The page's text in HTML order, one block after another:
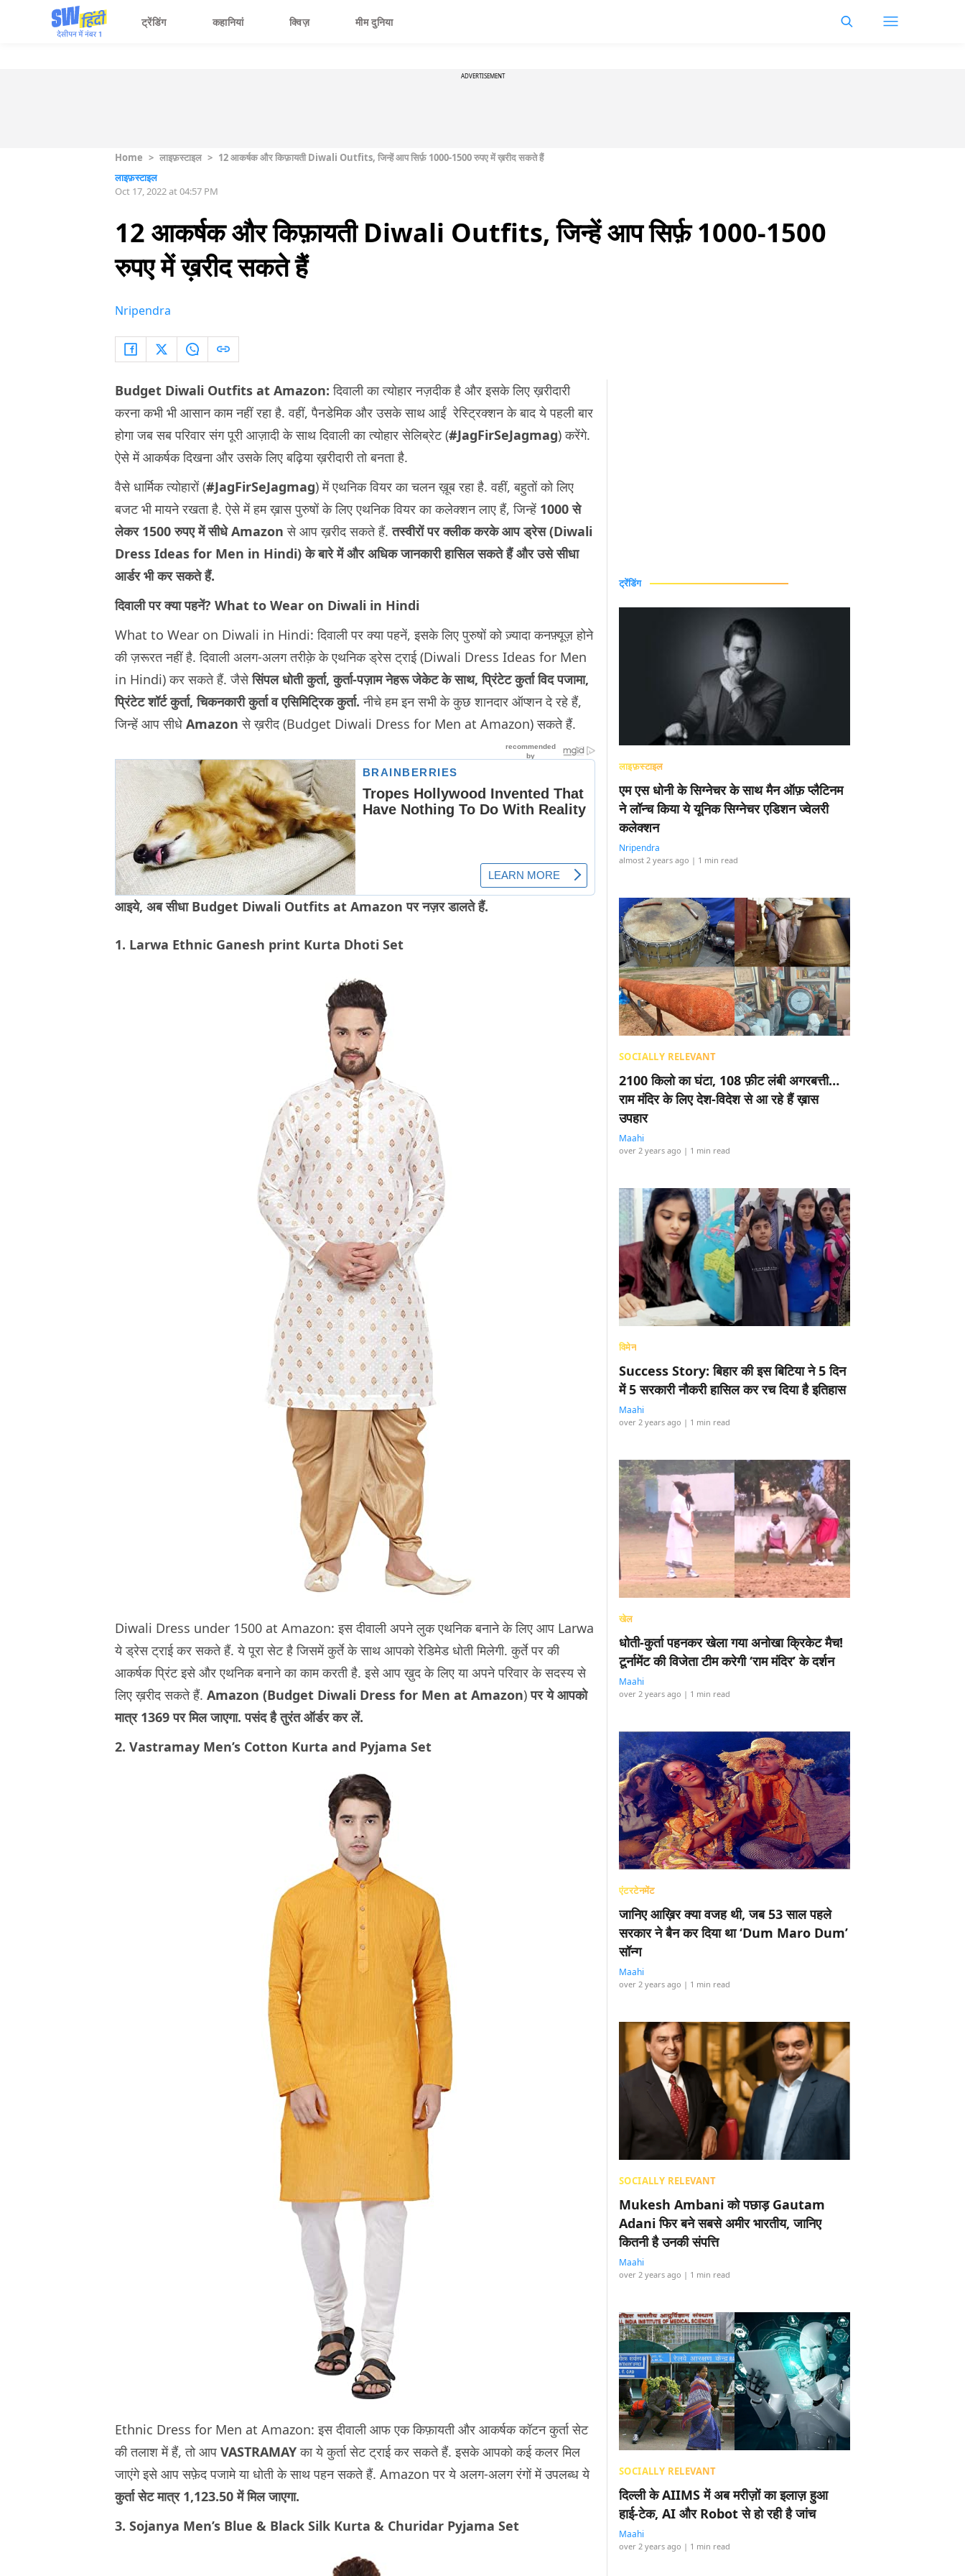
ट्रेंडिंग कहानियां क्विज़ मीम दुनिया
ADVERTISEMENT
Home > लाइफ़स्टाइल > 12 आकर्षक और किफ़ायती Diwali Outfits, जिन्हें आप सिर्फ़ 1000-1500 रुपए में ख़रीद सकते हैं
लाइफ़स्टाइल
Oct 17, 2022 at 04:57 PM
12 आकर्षक और किफ़ायती Diwali Outfits, जिन्हें आप सिर्फ़ 1000-1500
रुपए में ख़रीद सकते हैं
Nripendra
Budget Diwali Outfits at Amazon:दिवाली का त्योहार नज़दीक है और इसके लिए ख़रीदारी
करना कभी भी आसान काम नहीं रहा है. वहीं, पैनडेमिक और उसके साथ आईं रेस्ट्रिक्शन के बाद ये पहली बार
होगा जब सब परिवार संग पूरी आज़ादी के साथ दिवाली का त्योहार सेलिब्रेट (#JagFirSeJagmag) करेंगे.
ऐसे में आकर्षक दिखना और उसके लिए बढ़िया ख़रीदारी तो बनता है.
वैसे धार्मिक त्योहारों (#JagFirSeJagmag) में एथनिक वियर का चलन ख़ूब रहा है. वहीं, बहुतों को लिए
बजट भी मायने रखता है. ऐसे में हम ख़ास पुरुषों के लिए एथनिक वियर का कलेक्शन लाए हैं, जिन्हें 1000 से
लेकर 1500 रुपए में सीधे Amazonसे आप ख़रीद सकते हैं.तस्वीरों पर क्लीक करके आप ड्रेस (Diwali
Dress Ideas for Men in Hindi) के बारे में और अधिक जानकारी हासिल सकते हैं और उसे सीधा
आर्डर भी कर सकते हैं.
दिवाली पर क्या पहनें? What to Wear on Diwali in Hindi
What to Wear on Diwali in Hindi: दिवाली पर क्या पहनें, इसके लिए पुरुषों को ज़्यादा कनफ़्यूज़ होने
की ज़रूरत नहीं है. दिवाली अलग-अलग तरीक़े के एथनिक ड्रेस ट्राई (Diwali Dress Ideas for Men
in Hindi) कर सकते हैं. जैसेसिंपल धोती कुर्ता, कुर्ता-पज़ाम नेहरू जेकेट के साथ, प्रिंटेट कुर्ता विद पजामा,
प्रिंटेट शॉर्ट कुर्ता, चिकनकारी कुर्ता व एसिमिट्रिक कुर्ता.नीचे हम इन सभी के कुछ शानदार ऑप्शन दे रहे हैं,
जिन्हें आप सीधे Amazonसे ख़रीद (Budget Diwali Dress for Men at Amazon) सकते हैं.
आइये, अब सीधा Budget Diwali Outfits at Amazon पर नज़र डालते हैं.
1. Larwa Ethnic Ganesh print Kurta Dhoti Set
Diwali Dress under 1500 at Amazon: इस दीवाली अपने लुक एथनिक बनाने के लिए आप Larwa
ये ड्रेस ट्राई कर सकते हैं. ये पूरा सेट है जिसमें कुर्ते के साथ आपको रेडिमेड धोती मिलेगी. कुर्ते पर की
आकर्षक प्रिंट इसे और एथनिक बनाने का काम करती है. इसे आप ख़ुद के लिए या अपने परिवार के सदस्य से
लिए ख़रीद सकते हैं. Amazon (Budget Diwali Dress for Men at Amazon)पर ये आपको
मात्र 1369 पर मिल जाएगा. पसंद है तुरंत ऑर्डर कर लें.
2. Vastramay Men’s Cotton Kurta and Pyjama Set
Ethnic Dress for Men at Amazon: इस दीवाली आफ एक किफ़ायती और आकर्षक कॉटन कुर्ता सेट
की तलाश में हैं, तो आप VASTRAMAYका ये कुर्ता सेट ट्राई कर सकते हैं. इसके आपको कई कलर मिल
जाएंगे इसे आप सफ़ेद पजामे या धोती के साथ पहन सकते हैं. Amazon पर ये अलग-अलग रंगों में उपलब्ध ये
कुर्ता सेट मात्र 1,123.50 में मिल जाएगा.
3. Sojanya Men’s Blue & Black Silk Kurta & Churidar Pyjama Set
ट्रेंडिंग
लाइफ़स्टाइल
एम एस धोनी के सिग्नेचर के साथ मैन ऑफ़ प्लैटिनम
ने लॉन्च किया ये यूनिक सिग्नेचर एडिशन ज्वेलरी
कलेक्शन
Nripendra
almost 2 years ago | 1 min read
SOCIALLY RELEVANT
2100 किलो का घंटा, 108 फ़ीट लंबी अगरबत्ती…
राम मंदिर के लिए देश-विदेश से आ रहे हैं ख़ास
उपहार
Maahi
over 2 years ago | 1 min read
विमेन
Success Story: बिहार की इस बिटिया ने 5 दिन
में 5 सरकारी नौकरी हासिल कर रच दिया है इतिहास
Maahi
over 2 years ago | 1 min read
खेल
धोती-कुर्ता पहनकर खेला गया अनोखा क्रिकेट मैच!
टूर्नामेंट की विजेता टीम करेगी ‘राम मंदिर’ के दर्शन
Maahi
over 2 years ago | 1 min read
एंटरटेनमेंट
जानिए आख़िर क्या वजह थी, जब 53 साल पहले
सरकार ने बैन कर दिया था ‘Dum Maro Dum’
सॉन्ग
Maahi
over 2 years ago | 1 min read
SOCIALLY RELEVANT
Mukesh Ambani को पछाड़ Gautam
Adani फिर बने सबसे अमीर भारतीय, जानिए
कितनी है उनकी संपत्ति
Maahi
over 2 years ago | 1 min read
SOCIALLY RELEVANT
दिल्ली के AIIMS में अब मरीज़ों का इलाज़ हुआ
हाई-टेक, AI और Robot से हो रही है जांच
Maahi
over 2 years ago | 1 min read